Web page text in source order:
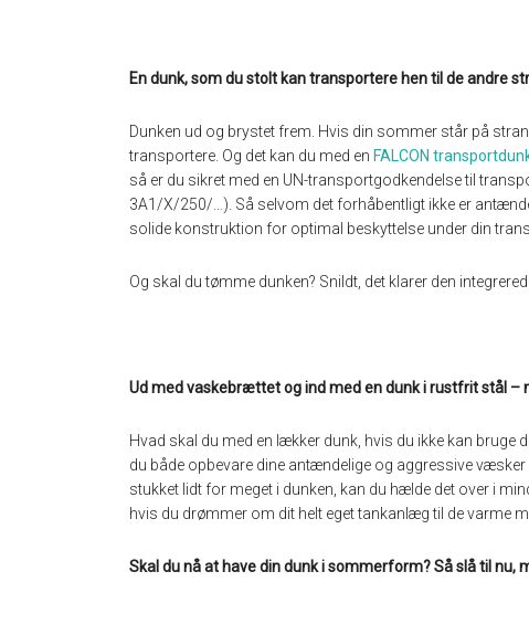
En dunk, som du stolt kan transportere hen til de andre
Dunken ud og brystet frem. Hvis din sommer står på
transportere. Og det kan du med en FALCON
så er du sikret med en UN-transportgodkendelse til
3A1/X/250/…). Så selvom det forhåbentligt ikke er
solide konstruktion for optimal beskyttelse under din
Og skal du tømme dunken? Snildt, det klarer den
Ud med vaskebrættet og ind med en dunk i rustfrit stål –
Hvad skal du med en lækker dunk, hvis du ikke kan bruge
du både opbevare dine antændelige og aggressive
stukket lidt for meget i dunken, kan du hælde det over i
hvis du drømmer om dit helt eget tankanlæg til de varme
Skal du nå at have din dunk i sommerform? Så slå til nu,